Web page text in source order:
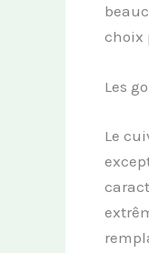
choix
Les
Le